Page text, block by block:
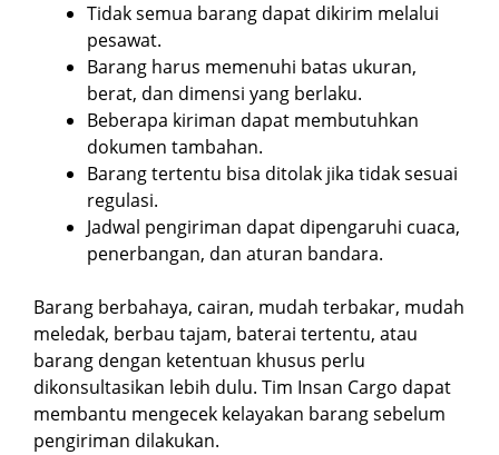
Tidak semua barang dapat dikirim melalui
pesawat.
Barang harus memenuhi batas ukuran,
berat, dan dimensi yang berlaku.
Beberapa kiriman dapat membutuhkan
dokumen tambahan.
Barang tertentu bisa ditolak jika tidak sesuai
regulasi.
Jadwal pengiriman dapat dipengaruhi cuaca,
penerbangan, dan aturan bandara.
Barang berbahaya, cairan, mudah terbakar, mudah
meledak, berbau tajam, baterai tertentu, atau
barang dengan ketentuan khusus perlu
dikonsultasikan lebih dulu. Tim Insan Cargo dapat
membantu mengecek kelayakan barang sebelum
pengiriman dilakukan.